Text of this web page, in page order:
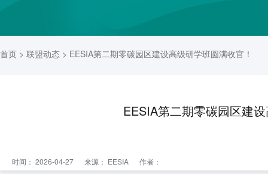
首页 > 联盟动态 > EESIA第二期零碳园区建设高级研学班圆满收官！
EESIA第二期零碳园区建
时间： 2026-04-27 来源： EESIA 作者：